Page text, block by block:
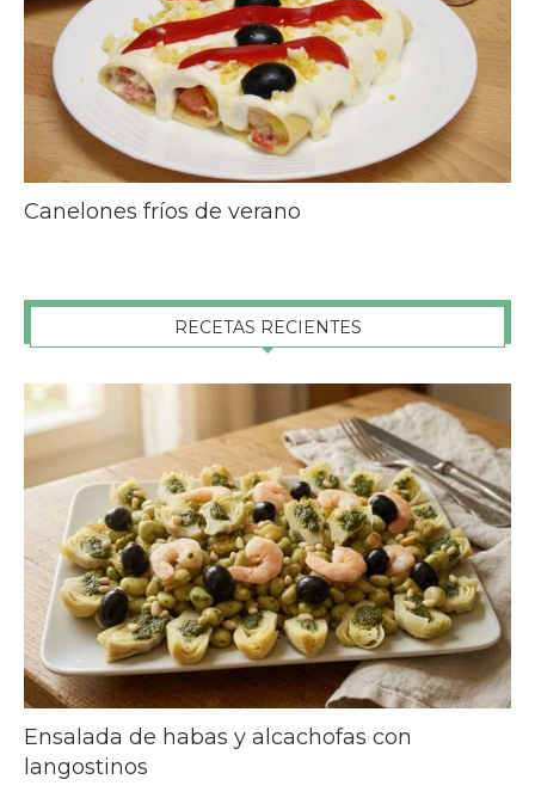
Canelones fríos de verano
RECETAS RECIENTES
Ensalada de habas y alcachofas con
langostinos